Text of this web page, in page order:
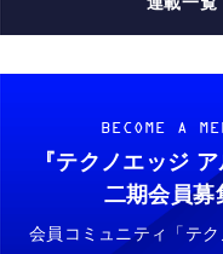
BECOME A
『テクノエッジ ア
二期会員募
会員コミュニティ「テ